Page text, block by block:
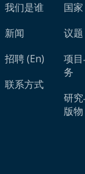
我们是谁
新闻
招聘 (En)
联系方式
国家
议题
项
务
研
版